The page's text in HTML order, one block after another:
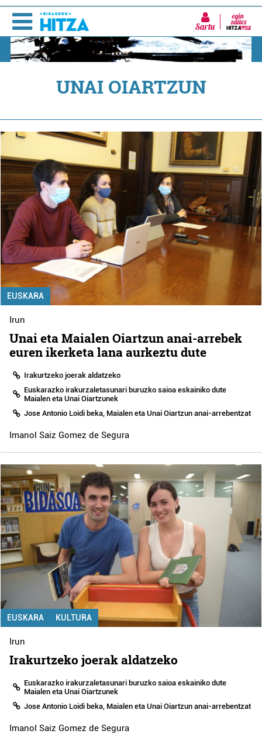
Sartu
UNAI OIARTZUN
EUSKARA
Irun
Unai eta Maialen Oiartzun anai-arrebek
euren ikerketa lana aurkeztu dute
Irakurtzeko joerak aldatzeko
Euskarazko irakurzaletasunari buruzko saioa eskainiko dute
Maialen eta Unai Oiartzunek
Jose Antonio Loidi beka, Maialen eta Unai Oiartzun anai-arrebentzat
Imanol Saiz Gomez de Segura
EUSKARA KULTURA
Irun
Irakurtzeko joerak aldatzeko
Euskarazko irakurzaletasunari buruzko saioa eskainiko dute
Maialen eta Unai Oiartzunek
Jose Antonio Loidi beka, Maialen eta Unai Oiartzun anai-arrebentzat
Imanol Saiz Gomez de Segura